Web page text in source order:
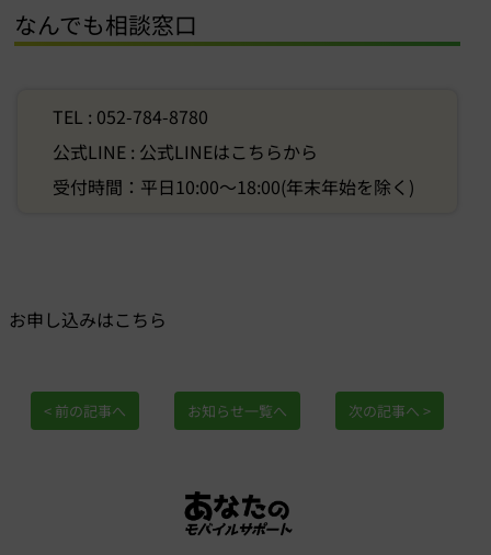
なんでも相談窓口
TEL : 052-784-8780
公式LINE : 公式LINEはこちらから
受付時間：平日10:00〜18:00(年末年始を除く)
お申し込みはこちら
< 前の記事へ お知らせ一覧へ 次の記事へ >